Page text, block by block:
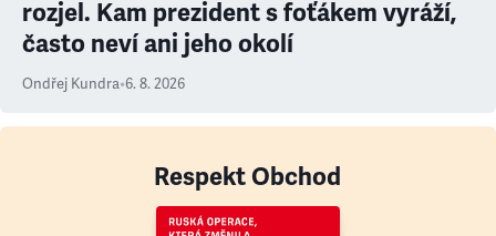
rozjel. Kam prezident s foťákem vyráží,
často neví ani jeho okolí
Ondřej Kundra•6. 8. 2026
Respekt Obchod